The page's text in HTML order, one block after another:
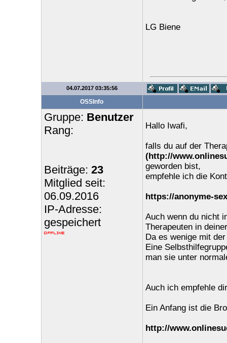
LG Biene
04.07.2017 03:35:56
OSSInfo
Gruppe: Benutzer
Rang:
Beiträge: 23
Mitglied seit:
06.09.2016
IP-Adresse:
gespeichert
Hallo Iwafi,
falls du auf der
(http://
geworden bist,
empfehle ich die
https://anonyme-
Auch wenn du nicht
Therapeuten in
Da es wenige mit
Eine
man sie unter
Auch ich empfehle
Ein Anfang ist die
http://